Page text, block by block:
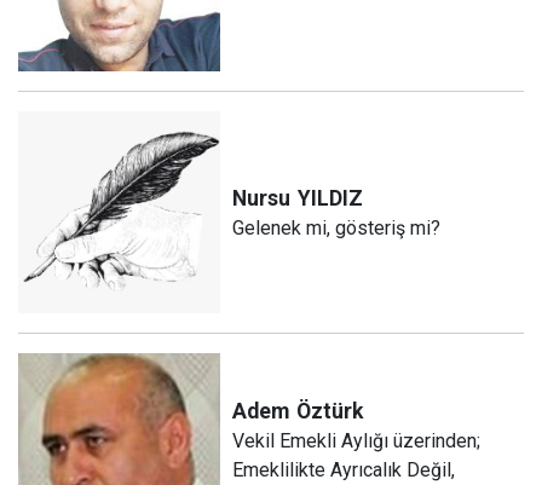
Nursu YILDIZ
Gelenek mi, gösteriş mi?
Adem Öztürk
Vekil Emekli Aylığı üzerinden;
Emeklilikte Ayrıcalık Değil,